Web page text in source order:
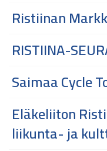
Ristiinan
RISTIINA-
Saimaa Cycle
Eläkeliiton
liikunta- ja